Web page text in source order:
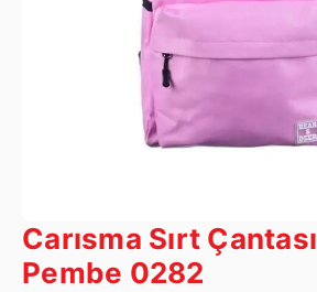
Carısma Sırt Çantası
Pembe 0282